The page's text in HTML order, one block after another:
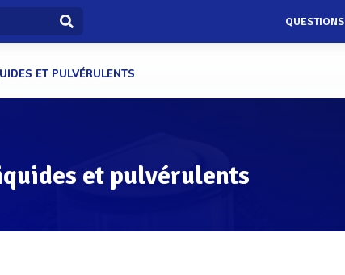
QUESTIONS
ET PULVÉRULENTS
et pulvérulents